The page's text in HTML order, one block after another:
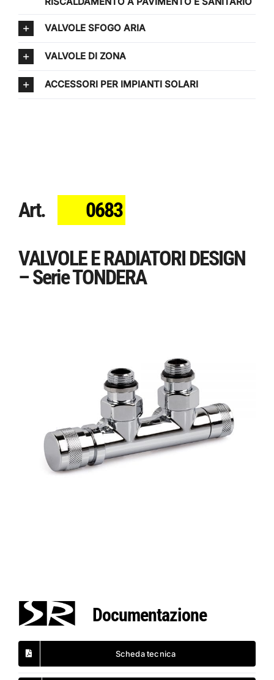
Art. 0683
VALVOLE E RADIATORI DESIGN
– Serie TONDERA
Documentazione
Scheda tecnica
VALVOLE SFOGO ARIA
VALVOLE DI ZONA
ACCESSORI PER IMPIANTI SOLARI